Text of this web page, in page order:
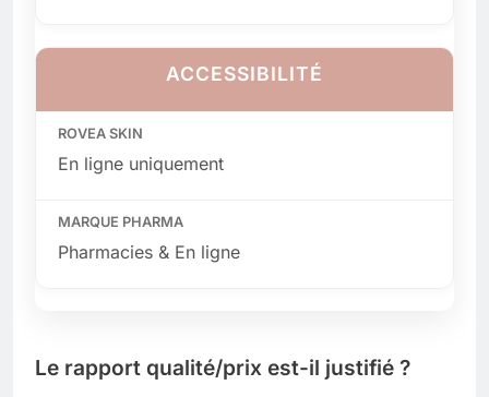
ACCESSIBILITÉ
En ligne uniquement
Pharmacies & En ligne
Le rapport qualité/prix est-il justifié ?